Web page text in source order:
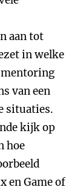
aan tot
in welke
van een
situaties.
kijk op
hoe
en Game of